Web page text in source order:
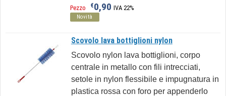
Pezzo €0,90 IVA 22%
Novità
Scovolo lava bottiglioni nylon
Scovolo nylon lava bottiglioni, corpo
centrale in metallo con fili intrecciati,
setole in nylon flessibile e impugnatura in
plastica rossa con foro per appenderlo